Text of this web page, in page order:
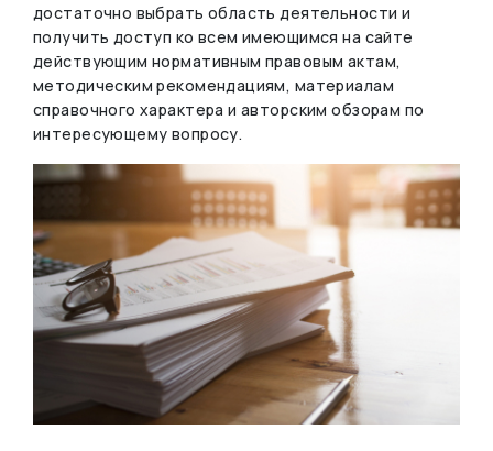
достаточно выбрать область деятельности и
получить доступ ко всем имеющимся на сайте
действующим нормативным правовым актам,
методическим рекомендациям, материалам
справочного характера и авторским обзорам по
интересующему вопросу.